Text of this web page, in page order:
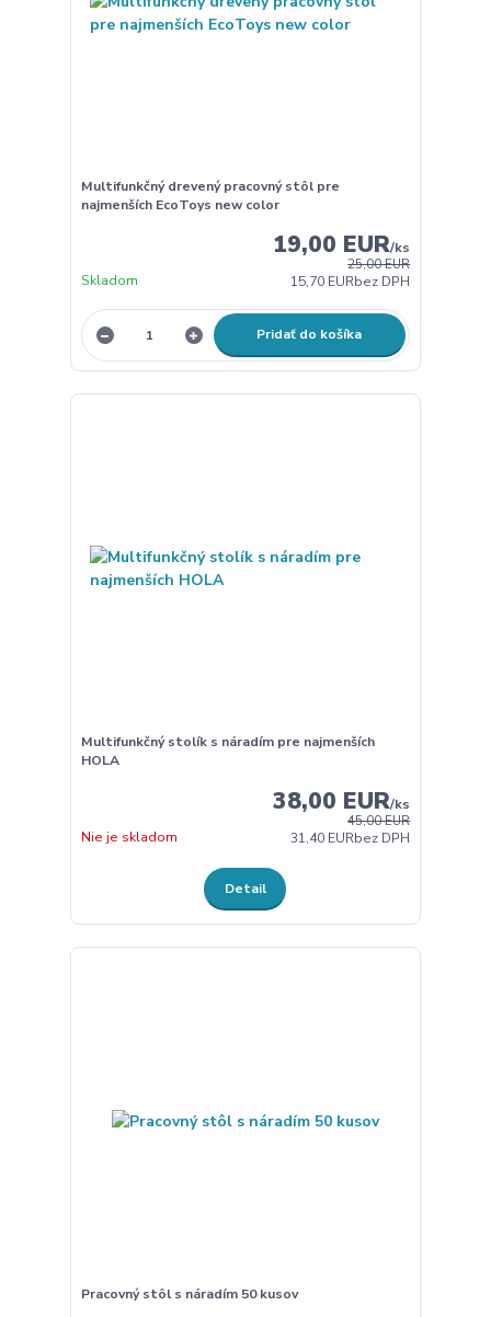
Multifunkčný drevený pracovný stôl pre
najmenších EcoToys new color
25,00 EUR
19,00 EUR/ks
15,70 EURbez DPH
Skladom
Pridať do košíka
Multifunkčný stolík s náradím pre najmenších
HOLA
45,00 EUR
38,00 EUR/ks
31,40 EURbez DPH
Nie je skladom
Detail
Pracovný stôl s náradím 50 kusov